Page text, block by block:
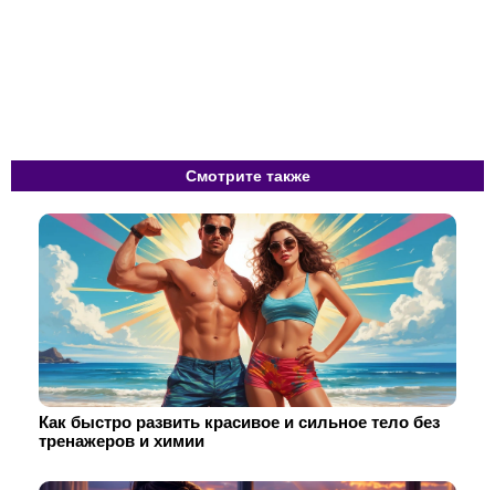
Смотрите также
Как быстро развить красивое и сильное тело без
тренажеров и химии